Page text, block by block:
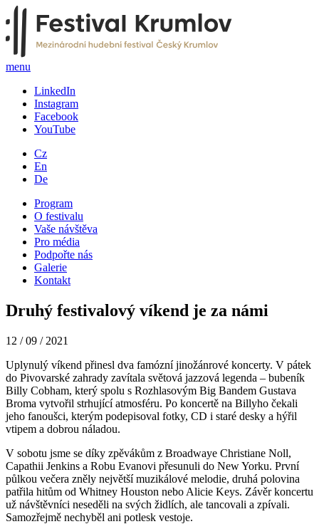
menu
LinkedIn
Instagram
Facebook
YouTube
Cz
En
De
Program
O festivalu
Vaše návštěva
Pro média
Podpořte nás
Galerie
Kontakt
Druhý festivalový víkend je za námi
12 / 09 / 2021
Uplynulý víkend přinesl dva famózní jinožánrové koncerty. V pátek
do Pivovarské zahrady zavítala světová jazzová legenda – bubeník
Billy Cobham, který spolu s Rozhlasovým Big Bandem Gustava
Broma vytvořil strhující atmosféru. Po koncertě na Billyho čekali
jeho fanoušci, kterým podepisoval fotky, CD i staré desky a hýřil
vtipem a dobrou náladou.
V sobotu jsme se díky zpěvákům z Broadwaye Christiane Noll,
Capathii Jenkins a Robu Evanovi přesunuli do New Yorku. První
půlkou večera zněly největší muzikálové melodie, druhá polovina
patřila hitům od Whitney Houston nebo Alicie Keys. Závěr koncertu
už návštěvníci neseděli na svých židlích, ale tancovali a zpívali.
Samozřejmě nechyběl ani potlesk vestoje.